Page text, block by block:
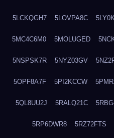
5LCKQGH7 5LOVPA8C
5MC4C6M0 5MOLUGED
5NSPSK7R 5NYZ03GV
5OPF8A7F 5PI2KCCW
5QL8UU2J 5RALQ21C
5RP6DWR8 5RZ72FTS